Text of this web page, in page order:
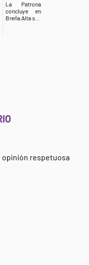
La Patrona
concluye en
Breña Alta s...
opinión respetuosa